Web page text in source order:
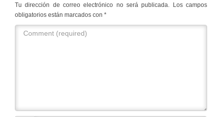
Tu dirección de correo electrónico no será publicada.
Los campos
obligatorios están marcados con *